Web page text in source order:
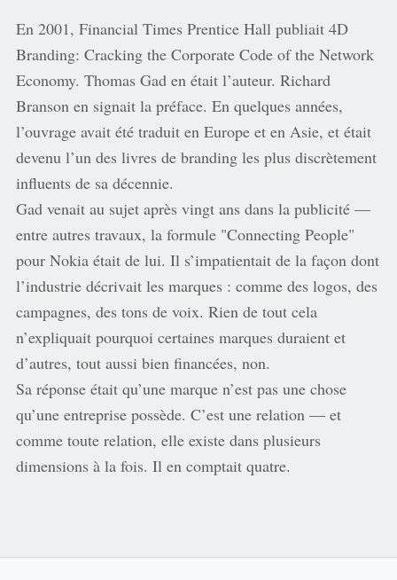
En 2001, Financial Times Prentice Hall publiait 4D
Branding: Cracking the Corporate Code of the Network
Economy. Thomas Gad en était l’auteur. Richard
Branson en signait la préface. En quelques années,
l’ouvrage avait été traduit en Europe et en Asie, et était
devenu l’un des livres de branding les plus discrètement
influents de sa décennie.
Gad venait au sujet après vingt ans dans la publicité —
entre autres travaux, la formule "Connecting People"
pour Nokia était de lui. Il s’impatientait de la façon dont
l’industrie décrivait les marques : comme des logos, des
campagnes, des tons de voix. Rien de tout cela
n’expliquait pourquoi certaines marques duraient et
d’autres, tout aussi bien financées, non.
Sa réponse était qu’une marque n’est pas une chose
qu’une entreprise possède. C’est une relation — et
comme toute relation, elle existe dans plusieurs
dimensions à la fois. Il en comptait quatre.